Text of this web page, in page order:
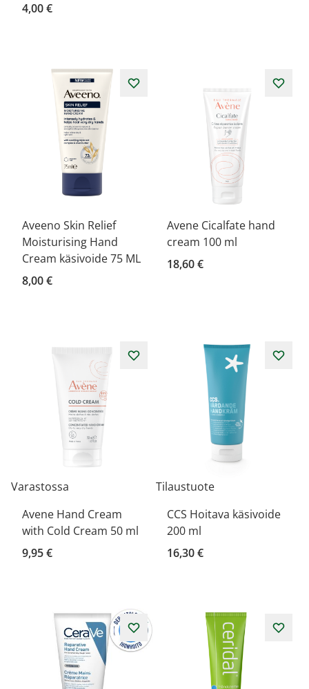
4,00 €
Aveeno Skin Relief
Moisturising Hand
Cream käsivoide 75 ML
8,00 €
Avene Cicalfate hand
cream 100 ml
18,60 €
Varastossa
Avene Hand Cream
with Cold Cream 50 ml
9,95 €
Tilaustuote
CCS Hoitava käsivoide
200 ml
16,30 €